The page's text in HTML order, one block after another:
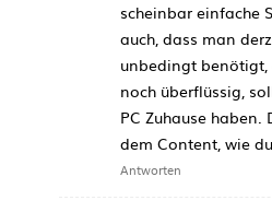
scheinbar einfache
auch, dass man
unbedingt benötigt,
noch überflüssig,
PC Zuhause haben.
dem Content, wie
Antworten